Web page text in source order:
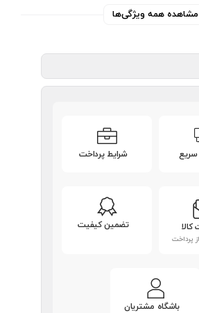
مشاهده همه ویژگی‌ها
سریع شرایط پرداخت
تضمین کیفیت
باشگاه مشتریان